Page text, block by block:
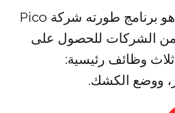
Pico Business Suite هو برنامج طورته شركة Pico
من الشركات للحصول على
وظائف رئيسية:
ووضع الكشك.